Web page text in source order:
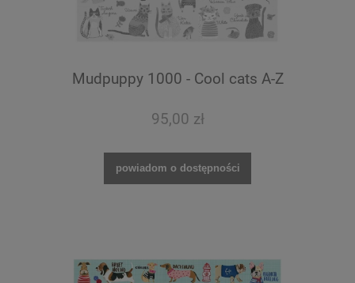
Mudpuppy 1000 - Cool cats A-Z
95,00 zł
powiadom o dostępności